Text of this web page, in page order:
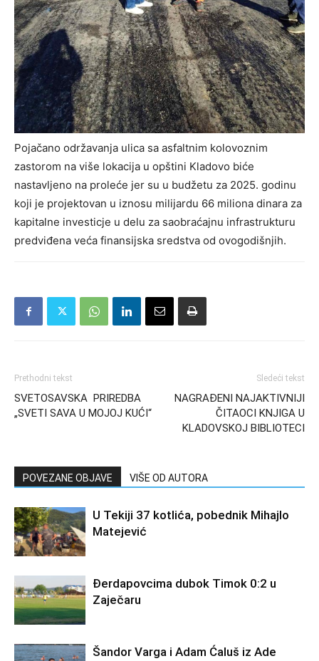
Pojačano održavanja ulica sa asfaltnim kolovoznim
zastorom na više lokacija u opštini Kladovo biće
nastavljeno na proleće jer su u budžetu za 2025. godinu
koji je projektovan u iznosu milijardu 66 miliona dinara za
kapitalne investicje u delu za saobraćajnu infrastrukturu
predviđena veća finansijska sredstva od ovogodišnjih.
Prethodni tekst
SVETOSAVSKA PRIREDBA
„SVETI SAVA U MOJOJ KUĆI“
Sledeći tekst
NAGRAĐENI NAJAKTIVNIJI
ČITAOCI KNJIGA U
KLADOVSKOJ BIBLIOTECI
POVEZANE OBJAVE VIŠE OD AUTORA
U Tekiji 37 kotlića, pobednik Mihajlo
Matejević
Đerdapovcima dubok Timok 0:2 u
Zaječaru
Šandor Varga i Adam Ćaluš iz Ade